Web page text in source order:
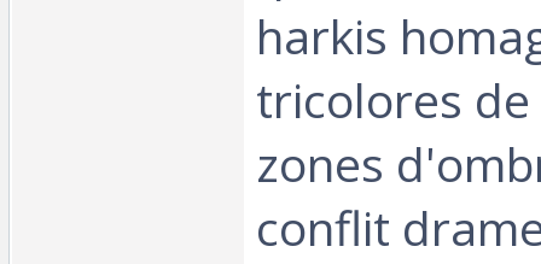
harkis
tricolores
zones
conflit